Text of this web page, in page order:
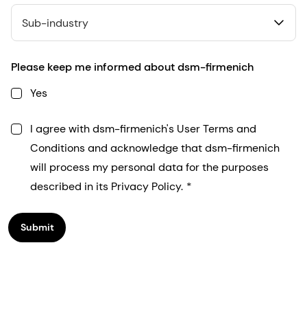
Sub-industry
Please keep me informed about dsm-firmenich
Yes
I agree with dsm-firmenich's User Terms and
Conditions and acknowledge that dsm-firmenich
will process my personal data for the purposes
described in its Privacy Policy.
Submit